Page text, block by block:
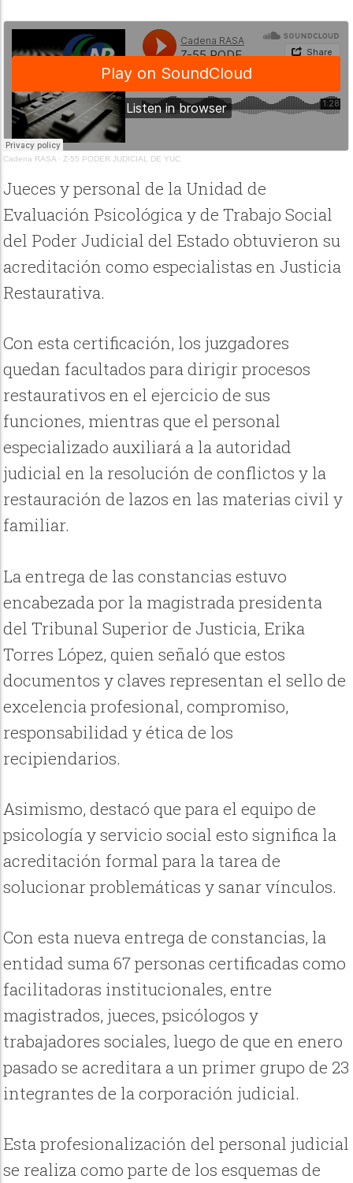
Cadena RASA · Z-55 PODER JUDICIAL DE YUC
Jueces y personal de la Unidad de
Evaluación Psicológica y de Trabajo Social
del Poder Judicial del Estado obtuvieron su
acreditación como especialistas en Justicia
Restaurativa.
Con esta certificación, los juzgadores
quedan facultados para dirigir procesos
restaurativos en el ejercicio de sus
funciones, mientras que el personal
especializado auxiliará a la autoridad
judicial en la resolución de conflictos y la
restauración de lazos en las materias civil y
familiar.
La entrega de las constancias estuvo
encabezada por la magistrada presidenta
del Tribunal Superior de Justicia, Erika
Torres López, quien señaló que estos
documentos y claves representan el sello de
excelencia profesional, compromiso,
responsabilidad y ética de los
recipiendarios.
Asimismo, destacó que para el equipo de
psicología y servicio social esto significa la
acreditación formal para la tarea de
solucionar problemáticas y sanar vínculos.
Con esta nueva entrega de constancias, la
entidad suma 67 personas certificadas como
facilitadoras institucionales, entre
magistrados, jueces, psicólogos y
trabajadores sociales, luego de que en enero
pasado se acreditara a un primer grupo de 23
integrantes de la corporación judicial.
Esta profesionalización del personal judicial
se realiza como parte de los esquemas de